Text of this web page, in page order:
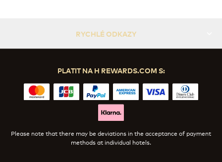
RYCHLÉ ODKAZY
PLATIT NA H REWARDS.COM S:
Please note that there may be deviations in the acceptance of payment
methods at individual hotels.